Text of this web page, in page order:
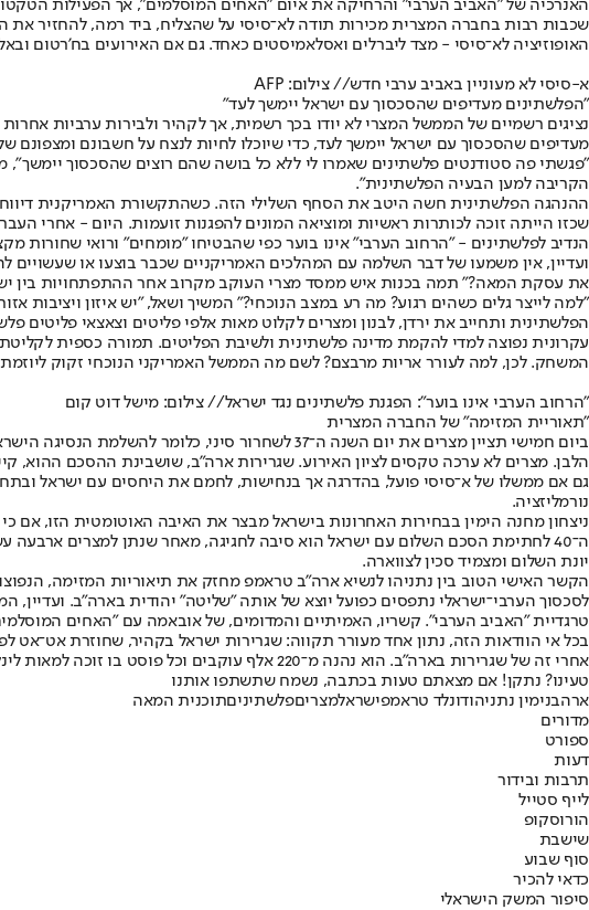
האנרכיה של "האביב הערבי" והרחיקה את איום "האחים המוסלמים", אך הפעילות
שכבות רבות בחברה המצרית מכירות תודה לא־סיסי על שהצליח, ביד רמה, להחזיר את
האופוזיציה לא־סיסי - מצד ליברלים ואסלאמיסטים כאחד. גם אם האירועים בח'רטום
א-סיסי לא מעוניין באביב ערבי חדש// צילום: AFP
"הפלשתינים מעדיפים שהסכסוך עם ישראל יימשך לעד"
נציגים רשמיים של הממשל המצרי לא יודו בכך רשמית, אך לקהיר ולבירות ערביות
מעדיפים שהסכסוך עם ישראל יימשך לעד, כדי שיוכלו לחיות לנצח על חשבונם ומצפונם
"פגשתי פה סטודנטים פלשתינים שאמרו לי ללא כל בושה שהם רוצים שהסכסוך יימשך",
הקריבה למען הבעיה הפלשתינית".
ההנהגה הפלשתינית חשה היטב את הסחף השלילי הזה. כשהתקשורת האמריקנית
שכזו הייתה זוכה לכותרות ראשיות ומוציאה המונים להפגנות זועמות. היום - אחרי
הנדיב לפלשתינים - "הרחוב הערבי" אינו בוער כפי שהבטיחו "מומחים" ורואי שחורות
ועדיין, אין משמעו של דבר השלמה עם המהלכים האמריקניים שכבר בוצעו או
את עסקת המאה?" תמה בכנות איש ממסד מצרי העוקב מקרוב אחר ההתפתחויות בין
"למה לייצר גלים כשהים רגוע? מה רע במצב הנוכחי?" המשיך ושאל, "יש איזון ויציבות
הפלשתינית ותחייב את ירדן, לבנון ומצרים לקלוט מאות אלפי פליטים וצאצאי פליטים
עקרונית נפוצה למדי להקמת מדינה פלשתינית ולשיבת הפליטים. תמורה כספית
המשחק. לכן, למה לעורר אריות מרבצם? לשם מה הממשל האמריקני הנוכחי זקוק
"הרחוב הערבי אינו בוער": הפגנת פלשתינים נגד ישראל// צילום: מישל דוט קום
"תאוריית המזימה" של החברה המצרית
הלבן. מצרים לא ערכה טקסים לציון האירוע. שגרירות ארה"ב, שושבינת ההסכם ההוא,
גם אם ממשלו של א־סיסי פועל, בהדרגה אך בנחישות, לחמם את היחסים עם ישראל
נורמליזציה.
ניצחון מחנה הימין בבחירות האחרונות בישראל מבצר את האיבה האוטומטית הזו, אם
ה־40 לחתימת הסכם השלום עם ישראל הוא סיבה לחגיגה, מאחר שנתן למצרים
יונת השלום ומצמיד סכין לצווארה.
הקשר האישי הטוב בין נתניהו לנשיא ארה"ב טראמפ מחזק את תיאוריות המזימה,
לסכסוך הערבי־ישראלי נתפסים כפועל יוצא של אותה "שליטה" יהודית בארה"ב.
טרגדיית "האביב הערבי". קשריו, האמיתיים והמדומים, של אובאמה עם "האחים
בכל אי הוודאות הזה, נתון אחד מעורר תקווה: שגרירות ישראל בקהיר, שחוזרת
אחרי זה של שגרירות בארה"ב. הוא נהנה מ־220 אלף עוקבים וכל פוסט בו זוכה למאות לינקים ולעשרות שיתופים. 40 שנה לשלום - אולי משהו מתחיל סוף סוף לקרות.
טעינו? נתקן! אם מצאתם טעות בכתבה, נשמח שתשתפו אותנו
ארהבנימין נתניהודונלד טראמפישראלמצריםפלשתיניםתוכנית המאה
מדורים
ספורט
דעות
תרבות ובידור
לייף סטייל
הורוסקופ
שישבת
סוף שבוע
כדאי להכיר
סיפור המשק הישראלי